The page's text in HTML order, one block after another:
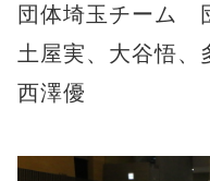
団体埼玉チーム
土屋実、大谷悟、
西澤優